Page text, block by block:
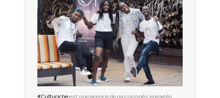
#Culturicheest une agence de passionnés engagés